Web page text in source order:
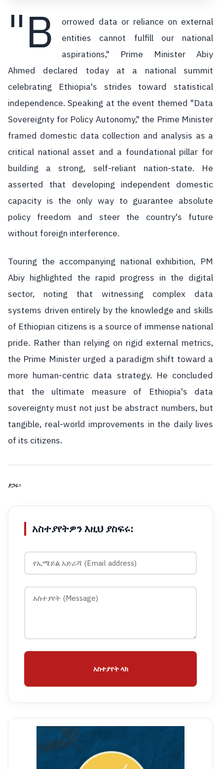
"B
orrowed data or reliance on external
entities cannot fulfill our national
aspirations," Prime Minister Abiy
Ahmed declared today at a national summit
celebrating Ethiopia's strides toward statistical
independence. Speaking at the event themed "Data
Sovereignty for Policy Autonomy," the Prime Minister
framed domestic data collection and analysis as a
critical national asset and a foundational pillar for
building a strong, self-reliant nation-state. He
asserted that developing independent domestic
capacity is the only way to guarantee absolute
policy freedom and steer the country's future
without foreign interference.
Touring the accompanying national exhibition, PM
Abiy highlighted the rapid progress in the digital
sector, noting that witnessing complex data
systems driven entirely by the knowledge and skills
of Ethiopian citizens is a source of immense national
pride. Rather than relying on rigid external metrics,
the Prime Minister urged a paradigm shift toward a
more human-centric data strategy. He concluded
that the ultimate measure of Ethiopia's data
sovereignty must not just be abstract numbers, but
tangible, real-world improvements in the daily lives
of its citizens.
ያጋሩ፡
አስተያየትዎን እዚህ ያስፍሩ:
አስተያየት ላክ